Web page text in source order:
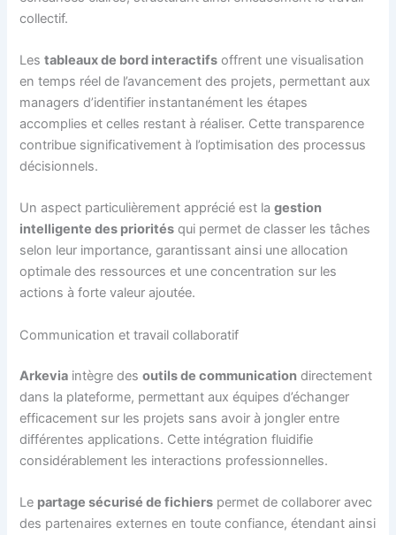
collectif.
Lestableaux de bord interactifs offrent une visualisation
en temps réel de l’avancement des projets, permettant aux
managers d’identifier instantanément les étapes
accomplies et celles restant à réaliser. Cette transparence
contribue significativement à l’optimisation des processus
décisionnels.
Un aspect particulièrement apprécié est lagestion
intelligente des priorités qui permet de classer les tâches
selon leur importance, garantissant ainsi une allocation
optimale des ressources et une concentration sur les
actions à forte valeur ajoutée.
Communication et travail collaboratif
Arkevia intègre desoutils de communication directement
dans la plateforme, permettant aux équipes d’échanger
efficacement sur les projets sans avoir à jongler entre
différentes applications. Cette intégration fluidifie
considérablement les interactions professionnelles.
Le partage sécurisé de fichiers permet de collaborer avec
des partenaires externes en toute confiance, étendant ainsi